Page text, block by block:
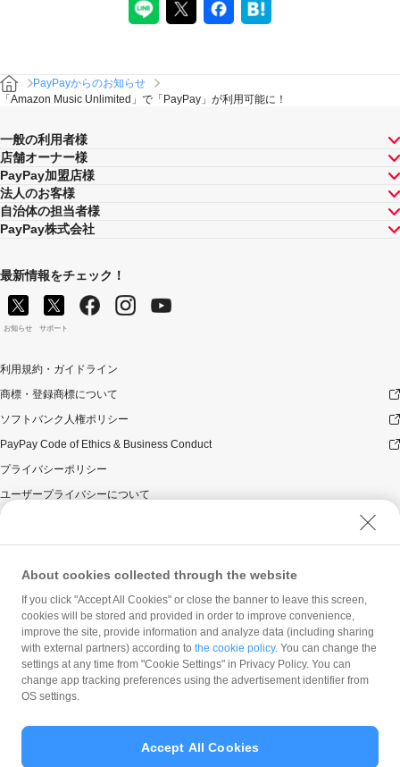
PayPayからのお知らせ
「Amazon Music Unlimited」で「PayPay」が利用可能に！
一般の利用者様
店舗オーナー様
PayPay加盟店様
法人のお客様
自治体の担当者様
PayPay株式会社
最新情報をチェック！
お知らせ サポート
利用規約・ガイドライン
商標・登録商標について
ソフトバンク人権ポリシー
PayPay Code of Ethics & Business Conduct
プライバシーポリシー
ユーザープライバシーについて
ウェブサイト利用規約
反社会的勢力に対する方針
勧誘方針
マネロン等基本方針
カスタマーハラスメントに関する当社の考え方
About cookies collected through the website
If you click "Accept All Cookies" or close the banner to leave this screen,
cookies will be stored and provided in order to improve convenience,
improve the site, provide information and analyze data (including sharing
with external partners) according to the cookie policy. You can change the
settings at any time from "Cookie Settings" in Privacy Policy. You can
change app tracking preferences using the advertisement identifier from
OS settings.
Accept All Cookies